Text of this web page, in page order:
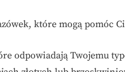
które mogą pomóc
odpowiadają Twojemu